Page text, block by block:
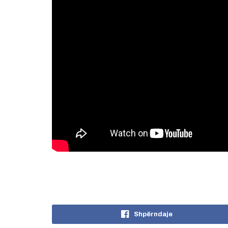
Shpërndaje